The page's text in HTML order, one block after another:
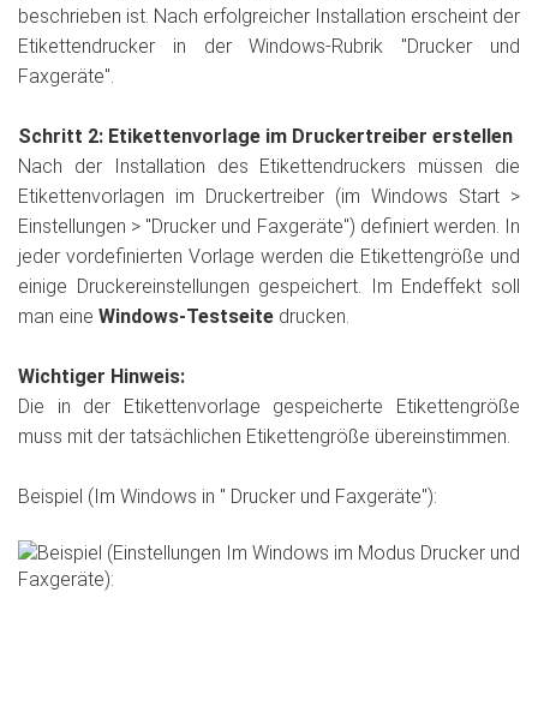
beschrieben ist. Nach erfolgreicher Installation erscheint der
Etikettendrucker in der Windows-Rubrik "Drucker und
Faxgeräte".
Schritt 2: Etikettenvorlage im Druckertreiber erstellen
Nach der Installation des Etikettendruckers müssen die
Etikettenvorlagen im Druckertreiber (im Windows Start >
Einstellungen > "Drucker und Faxgeräte") definiert werden. In
jeder vordefinierten Vorlage werden die Etikettengröße und
einige Druckereinstellungen gespeichert. Im Endeffekt soll
man eine Windows-Testseite drucken.
Wichtiger Hinweis:
Die in der Etikettenvorlage gespeicherte Etikettengröße
muss mit der tatsächlichen Etikettengröße übereinstimmen.
Beispiel (Im Windows in " Drucker und Faxgeräte"):